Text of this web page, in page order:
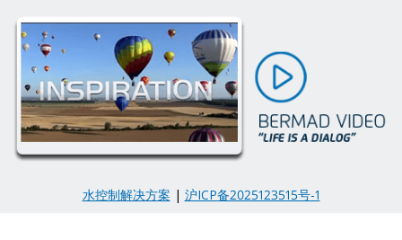
水控制解决方案 | 沪ICP备2025123515号-1